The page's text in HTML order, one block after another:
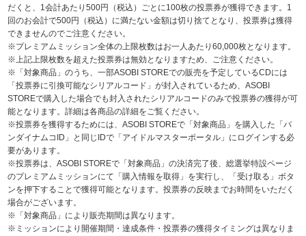
モフモフパレード
だくと、1会計あたり500円（税込）ごとに100枚の投票券が獲得できます。1
回のお会計で500円（税込）に満たない金額は切り捨てとなり、投票券は獲得
できませんのでご注意ください。
※プレミアムミッション全体の上限枚数はお一人あたり60,000枚となります。
※上記上限枚数を超えた投票券は無効となりますため、ご注意ください。
※「対象商品」のうち、一部ASOBI STOREでの販売を予定しているCDには
「投票券に引換可能なシリアルコード」が封入されているため、ASOBI
STOREで購入した場合でも封入されたシリアルコードのみで投票券の獲得が可
能となります。詳細は各商品の詳細をご覧ください。
※投票券を獲得するためには、ASOBI STOREで「対象商品」を購入した「バ
ンダイナムコID」と同じIDで「アイドルマスターポータル」にログインする必
要があります。
※投票券は、ASOBI STOREで「対象商品」の決済完了後、総選挙特設ページ
のプレミアムミッションにて「購入情報を取得」を実行し、「受け取る」ボタ
ンを押下することで獲得可能となります。投票券の反映までお時間をいただく
場合がございます。
※「対象商品」により販売期間は異なります。
※ミッションにより開催期間・達成条件・投票券の獲得タイミングは異なりま